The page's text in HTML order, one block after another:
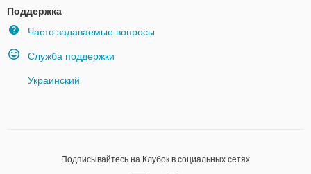
Поддержка
Часто задаваемые вопросы
Служба поддержки
Украинский
Подписывайтесь на Клубок в социальных сетях